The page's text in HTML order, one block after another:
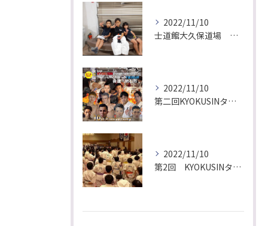
2022/11/10
士道館大久保道場 大宮北支部 峯苫空輝君！JCMAファイトクラブに出稽古に行くの巻！
2022/11/10
第二回KYOKUSINタイガー空手道選手権大会・アマチュアキックボクシング大会！
2022/11/10
第2回 KYOKUSINタイガー空手道選手権大会・アマチュアキックボクシング大会TWINS杯・10th Anniversary Dinner party孤独・遺児チャリティーイベント！